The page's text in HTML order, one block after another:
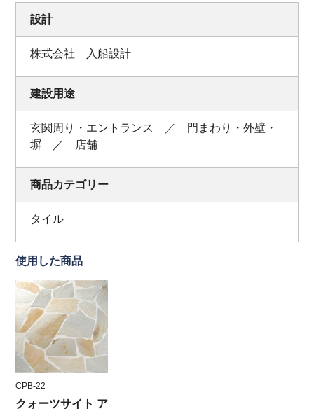
設計
株式会社 入船設計
建設用途
玄関周り・エントランス ／ 門まわり・外壁・
塀 ／ 店舗
商品カテゴリー
タイル
使用した商品
CPB-22
クォーツサイト ア